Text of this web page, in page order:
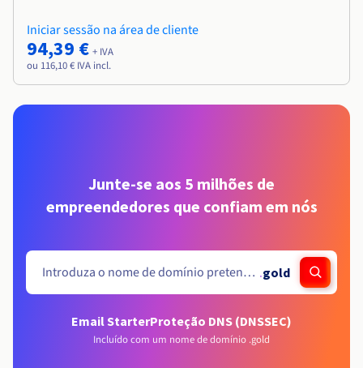
Iniciar sessão na área de cliente
94,39 € + IVA
ou 116,10 € IVA incl.
Junte-se aos 5 milhões de
empreendedores que confiam em nós
.gold
Email StarterProteção DNS (DNSSEC)
Incluído com um nome de domínio .gold